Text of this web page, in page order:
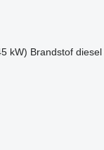
kW) Brandstof diesel